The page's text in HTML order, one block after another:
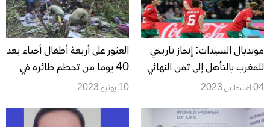
مونديال السيدات: إنجاز تاريخي
للمغرب بالتأهل إلى ثمن النهائي
04 اغسطس 2023
العثور على أربعة أطفال أحياء بعد
40 يوما من تحطم طائرة في
أدغال كولومبيا
10 يونيو 2023